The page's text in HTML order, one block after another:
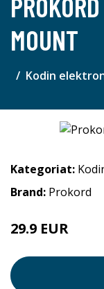
MOUNT
Kodin
Kategoriat:
Brand: Prokord
29.9 EUR